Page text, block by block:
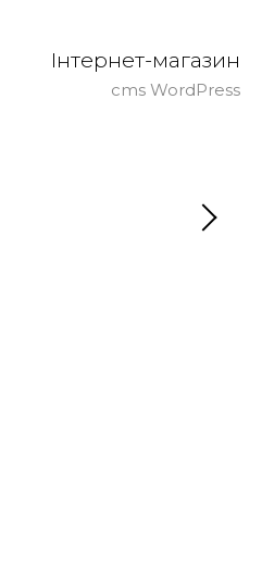
Інтернет-магазин
cms WordPress